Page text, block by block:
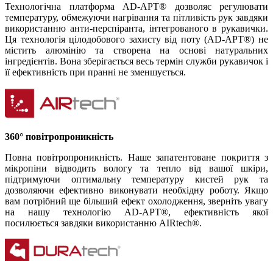
Технологічна платформа AD-APT® дозволяє регулювати
температуру, обмежуючи нагрівання та пітливість рук завдяки
використанню анти-перспіранта, інтегрованого в рукавички.
Ця технологія цілодобового захисту від поту (AD-APT®) не
містить алюмінію та створена на основі натуральних
інгредієнтів. Вона зберігається весь термін служби рукавичок і
її ефективність при пранні не зменшується.
360° повітропроникність
Повна повітропроникність. Наше запатентоване покриття з
мікропіни відводить вологу та тепло від вашої шкіри,
підтримуючи оптимальну температуру кистей рук та
дозволяючи ефективно виконувати необхідну роботу. Якщо
вам потрібний ще більший ефект охолодження, зверніть увагу
на нашу технологію AD-APT®, ефективність якої
посилюється завдяки використанню AIRtech®.